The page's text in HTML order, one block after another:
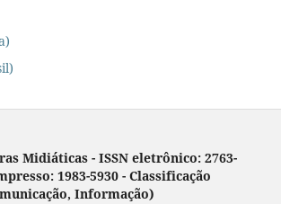
Midiáticas - ISSN eletrônico: 2763-
1983-5930 - Classificação
Informação)